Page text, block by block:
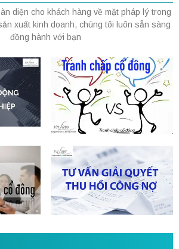
diện cho khách hàng về mặt pháp lý trong
xuất kinh doanh, chúng tôi luôn sẵn sàng
đồng hành với bạn